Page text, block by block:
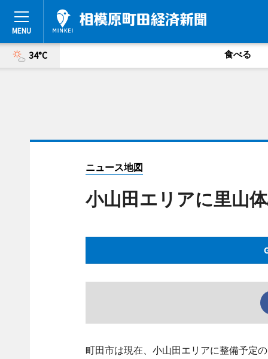
34°C 食べる
ニュース地図
小山田エリアに里山
町田市は現在、小山田エリアに整備予定